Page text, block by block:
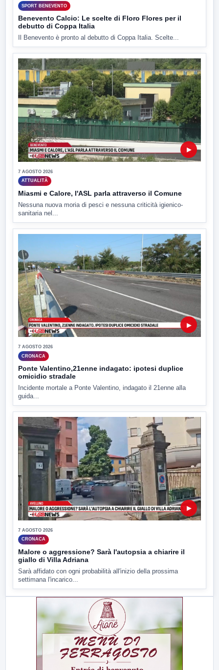
SPORT BENEVENTO
Benevento Calcio: Le scelte di Floro Flores per il
debutto di Coppa Italia
Il Benevento è pronto al debutto di Coppa Italia. Scelte...
▶
7 AGOSTO 2026
ATTUALITÀ
Miasmi e Calore, l'ASL parla attraverso il Comune
Nessuna nuova moria di pesci e nessuna criticità igienico-
sanitaria nel...
▶
7 AGOSTO 2026
CRONACA
Ponte Valentino,21enne indagato: ipotesi duplice
omicidio stradale
Incidente mortale a Ponte Valentino, indagato il 21enne alla
guida...
▶
7 AGOSTO 2026
CRONACA
Malore o aggressione? Sarà l'autopsia a chiarire il
giallo di Villa Adriana
Sarà affidato con ogni probabilità all'inizio della prossima
settimana l'incarico...